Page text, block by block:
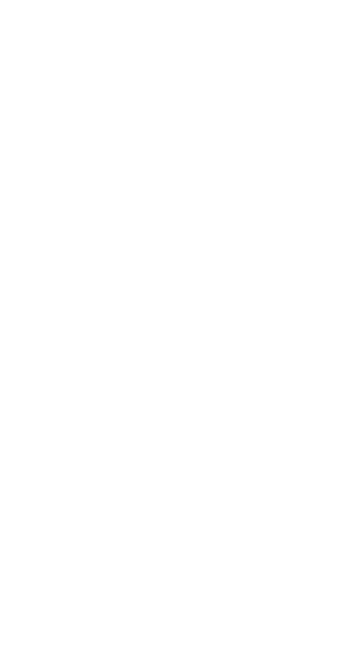
в йогических источниках. Это позволяет применять
быстроизменяющейся реальности закрывают ключевые